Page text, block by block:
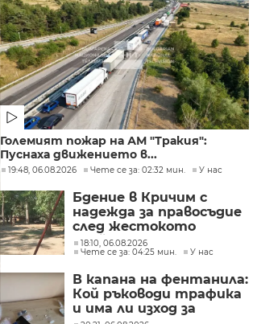
Големият пожар на АМ "Тракия":
Пуснаха движението в...
19:48, 06.08.2026 Чете се за: 02:32 мин. У нас
Бдение в Кричим с
надежда за правосъдие
след жестокото
убийство на млад мъж
в Пловдив от
18:10, 06.08.2026
Чете се за: 04:25 мин.
У нас
В капана на фентанила:
Кой ръководи трафика
и има ли изход за